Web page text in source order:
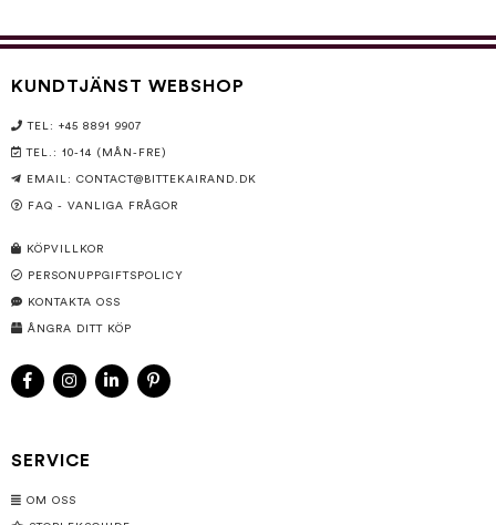
KUNDTJÄNST WEBSHOP
TEL: +45 8891 9907
TEL.: 10-14 (MÅN-FRE)
EMAIL: CONTACT@BITTEKAIRAND.DK
FAQ - VANLIGA FRÅGOR
KÖPVILLKOR
PERSONUPPGIFTSPOLICY
KONTAKTA OSS
ÅNGRA DITT KÖP
SERVICE
OM OSS